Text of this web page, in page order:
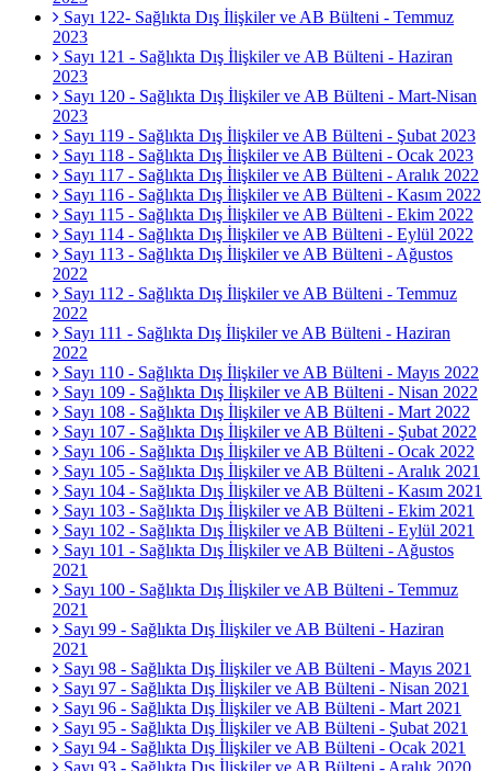
Sayı 122- Sağlıkta Dış İlişkiler ve AB Bülteni - Temmuz
2023
Sayı 121 - Sağlıkta Dış İlişkiler ve AB Bülteni - Haziran
2023
Sayı 120 - Sağlıkta Dış İlişkiler ve AB Bülteni - Mart-Nisan
2023
Sayı 119 - Sağlıkta Dış İlişkiler ve AB Bülteni - Şubat 2023
Sayı 118 - Sağlıkta Dış İlişkiler ve AB Bülteni - Ocak 2023
Sayı 117 - Sağlıkta Dış İlişkiler ve AB Bülteni - Aralık 2022
Sayı 116 - Sağlıkta Dış İlişkiler ve AB Bülteni - Kasım 2022
Sayı 115 - Sağlıkta Dış İlişkiler ve AB Bülteni - Ekim 2022
Sayı 114 - Sağlıkta Dış İlişkiler ve AB Bülteni - Eylül 2022
Sayı 113 - Sağlıkta Dış İlişkiler ve AB Bülteni - Ağustos
2022
Sayı 112 - Sağlıkta Dış İlişkiler ve AB Bülteni - Temmuz
2022
Sayı 111 - Sağlıkta Dış İlişkiler ve AB Bülteni - Haziran
2022
Sayı 110 - Sağlıkta Dış İlişkiler ve AB Bülteni - Mayıs 2022
Sayı 109 - Sağlıkta Dış İlişkiler ve AB Bülteni - Nisan 2022
Sayı 108 - Sağlıkta Dış İlişkiler ve AB Bülteni - Mart 2022
Sayı 107 - Sağlıkta Dış İlişkiler ve AB Bülteni - Şubat 2022
Sayı 106 - Sağlıkta Dış İlişkiler ve AB Bülteni - Ocak 2022
Sayı 105 - Sağlıkta Dış İlişkiler ve AB Bülteni - Aralık 2021
Sayı 104 - Sağlıkta Dış İlişkiler ve AB Bülteni - Kasım 2021
Sayı 103 - Sağlıkta Dış İlişkiler ve AB Bülteni - Ekim 2021
Sayı 102 - Sağlıkta Dış İlişkiler ve AB Bülteni - Eylül 2021
Sayı 101 - Sağlıkta Dış İlişkiler ve AB Bülteni - Ağustos
2021
Sayı 100 - Sağlıkta Dış İlişkiler ve AB Bülteni - Temmuz
2021
Sayı 99 - Sağlıkta Dış İlişkiler ve AB Bülteni - Haziran
2021
Sayı 98 - Sağlıkta Dış İlişkiler ve AB Bülteni - Mayıs 2021
Sayı 97 - Sağlıkta Dış İlişkiler ve AB Bülteni - Nisan 2021
Sayı 96 - Sağlıkta Dış İlişkiler ve AB Bülteni - Mart 2021
Sayı 95 - Sağlıkta Dış İlişkiler ve AB Bülteni - Şubat 2021
Sayı 94 - Sağlıkta Dış İlişkiler ve AB Bülteni - Ocak 2021
Sayı 93 - Sağlıkta Dış İlişkiler ve AB Bülteni - Aralık 2020